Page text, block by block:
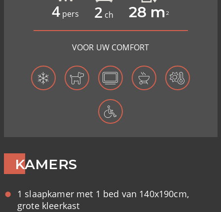
4 pers 2 ch 28 m²
VOOR UW COMFORT
KAMERS
1 slaapkamer met 1 bed van 140x190cm,
grote kleerkast